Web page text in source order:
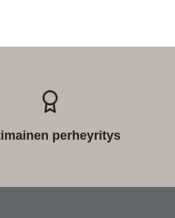
perheyritys